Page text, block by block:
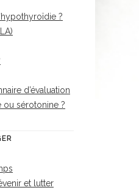
?
d’évaluation
ou sérotonine ?
et lutter